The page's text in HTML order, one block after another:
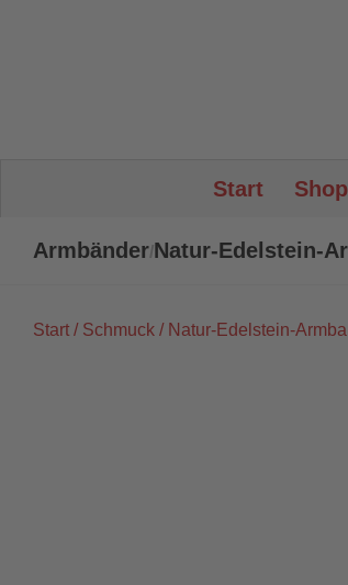
Start Shop
Armbänder/Natur-Edelstein-
Start / Schmuck / Natur-Edelstein-